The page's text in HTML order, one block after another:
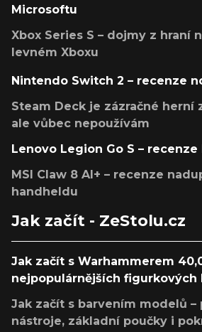
Microsoftu
Xbox Series S – dojmy z hraní
levném Xboxu
Nintendo Switch 2 – recenze
Steam Deck je zázračné herní
ale vůbec nepoužívám
Lenovo Legion Go S –
MSI Claw 8 AI+ – recenze
handheldu
Jak začít - ZeStolu.cz
Jak začít s Warhammerem
nejpopulárnějších figurkových
Jak začít s barvením modelů –
nástroje, základní poučky i